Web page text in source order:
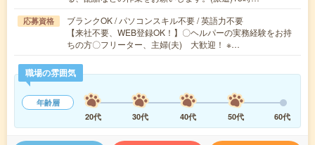
応募資格
ブランクOK / パソコンスキル不要 / 英語力不要
【来社不要、WEB登録OK！】〇ヘルパーの実務経験をお持
ちの方〇フリーター、主婦(夫) 大歓迎！ ※…
職場の雰囲気
年齢層
20代
30代 40代 50代 60代